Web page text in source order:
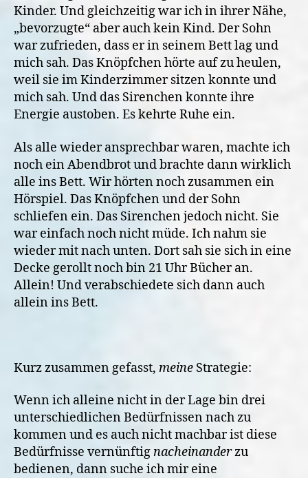
Kinder. Und gleichzeitig war ich in ihrer Nähe,
„bevorzugte“ aber auch kein Kind. Der Sohn
war zufrieden, dass er in seinem Bett lag und
mich sah. Das Knöpfchen hörte auf zu heulen,
weil sie im Kinderzimmer sitzen konnte und
mich sah. Und das Sirenchen konnte ihre
Energie austoben. Es kehrte Ruhe ein.
Als alle wieder ansprechbar waren, machte ich
noch ein Abendbrot und brachte dann wirklich
alle ins Bett. Wir hörten noch zusammen ein
Hörspiel. Das Knöpfchen und der Sohn
schliefen ein. Das Sirenchen jedoch nicht. Sie
war einfach noch nicht müde. Ich nahm sie
wieder mit nach unten. Dort sah sie sich in eine
Decke gerollt noch bin 21 Uhr Bücher an.
Allein! Und verabschiedete sich dann auch
allein ins Bett.
Kurz zusammen gefasst, meine Strategie:
Wenn ich alleine nicht in der Lage bin drei
unterschiedlichen Bedürfnissen nach zu
kommen und es auch nicht machbar ist diese
Bedürfnisse vernünftig nacheinanderzu
bedienen, dann suche ich mir eine